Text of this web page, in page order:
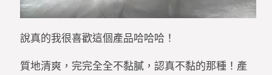
說真的我很喜歡這個產品哈哈哈！
質地清爽，完完全全不黏膩，認真不黏的那種！產